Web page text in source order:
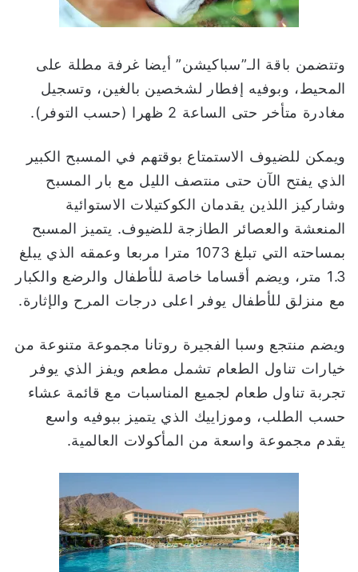
وتتضمن باقة الـ”سباكيشن” أيضا غرفة مطلة على
المحيط، وبوفيه إفطار لشخصين بالغين، وتسجيل
مغادرة متأخر حتى الساعة 2 ظهرا (حسب التوفر).
ويمكن للضيوف الاستمتاع بوقتهم في المسبح الكبير
الذي يفتح الآن حتى منتصف الليل مع بار المسبح
وشاركيز اللذين يقدمان الكوكتيلات الاستوائية
المنعشة والعصائر الطازجة للضيوف. يتميز المسبح
بمساحته التي تبلغ 1073 مترا مربعا وعمقه الذي يبلغ
1.3 متر، ويضم أقساما خاصة للأطفال والرضع والكبار
مع منزلق للأطفال يوفر اعلى درجات المرح والإثارة.
ويضم منتجع وسبا الفجيرة روتانا مجموعة متنوعة من
خيارات تناول الطعام تشمل مطعم ويفز الذي يوفر
تجربة تناول طعام لجميع المناسبات مع قائمة عشاء
حسب الطلب، وموزاييك الذي يتميز ببوفيه واسع
يقدم مجموعة واسعة من المأكولات العالمية.